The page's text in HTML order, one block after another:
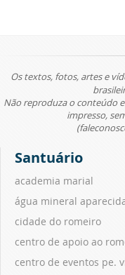
Os textos, fotos, artes e
Não reproduza o conteúdo
impresso,
Santuário
academia marial
água mineral
cidade do romeiro
centro de apoio ao
centro de eventos pe.